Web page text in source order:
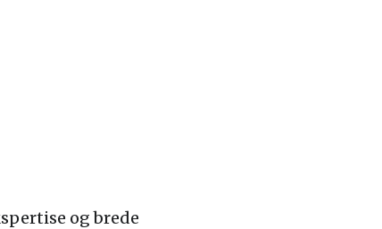
og brede